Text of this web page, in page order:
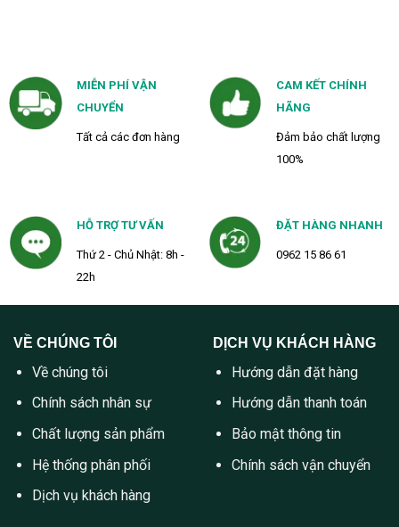
MIỄN PHÍ VẬN
CHUYỂN
Tất cả các đơn hàng
CAM KẾT CHÍNH
HÃNG
Đảm bảo chất lượng
100%
HỖ TRỢ TƯ VẤN
Thứ 2 - Chủ Nhật: 8h -
22h
ĐẶT HÀNG NHANH
0962 15 86 61
VỀ CHÚNG TÔI
Về chúng tôi
Chính sách nhân sự
Chất lượng sản phẩm
Hệ thống phân phối
Dịch vụ khách hàng
DỊCH VỤ KHÁCH HÀNG
Hướng dẫn đặt hàng
Hướng dẫn thanh toán
Bảo mật thông tin
Chính sách vận chuyển